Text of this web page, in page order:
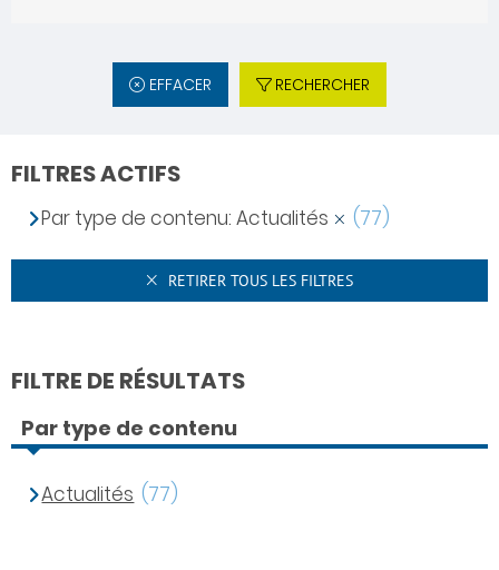
EFFACER RECHERCHER
FILTRES ACTIFS
Par type de contenu: Actualités (77)
RETIRER TOUS LES FILTRES
FILTRE DE RÉSULTATS
Par type de contenu
Actualités (77)